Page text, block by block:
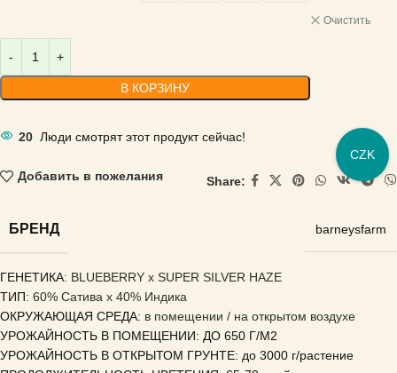
Очистить
В КОРЗИНУ
20 Люди смотрят этот продукт сейчас!
Добавить в пожелания Share:
БРЕНД barneysfarm
ГЕНЕТИКА: BLUEBERRY x SUPER SILVER HAZE
ТИП: 60% Сатива x 40% Индика
ОКРУЖАЮЩАЯ СРЕДА: в помещении / на открытом воздухе
УРОЖАЙНОСТЬ В ПОМЕЩЕНИИ: ДО 650 Г/М2
УРОЖАЙНОСТЬ В ОТКРЫТОМ ГРУНТЕ: до 3000 г/растение
CZK